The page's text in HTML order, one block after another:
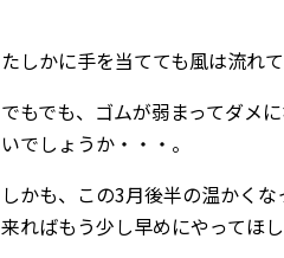
たしかに手を当てても風は流れ
でもでも、ゴムが弱まってダメ
いでしょうか・・・。
しかも、この3月後半の温かく
来ればもう少し早めにやってほ